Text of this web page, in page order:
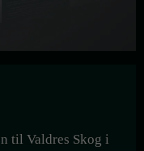
til Valdres Skog i